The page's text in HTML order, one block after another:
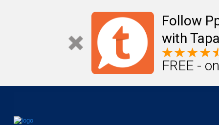
Follow
with
FREE -